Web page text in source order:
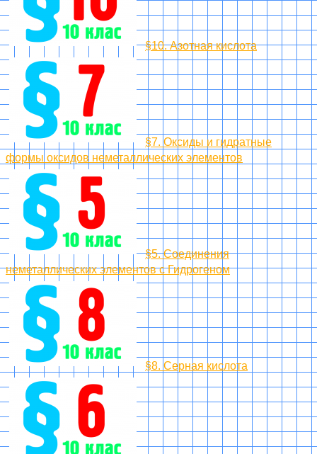
§10. Азотная кислота
§7. Оксиды и гидратные
формы оксидов неметаллических элементов
§5. Соединения
неметаллических элементов с Гидрогеном
§8. Серная кислота